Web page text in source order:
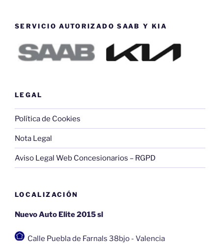
SERVICIO AUTORIZADO SAAB Y KIA
LEGAL
Política de Cookies
Nota Legal
Aviso Legal Web Concesionarios – RGPD
LOCALIZACIÓN
Nuevo Auto Elite 2015 sl
Calle Puebla de Farnals 38bjo - Valencia